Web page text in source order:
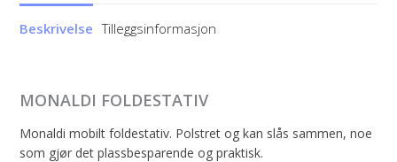
Beskrivelse Tilleggsinformasjon
MONALDI FOLDESTATIV
Monaldi mobilt foldestativ. Polstret og kan slås sammen, noe
som gjør det plassbesparende og praktisk.